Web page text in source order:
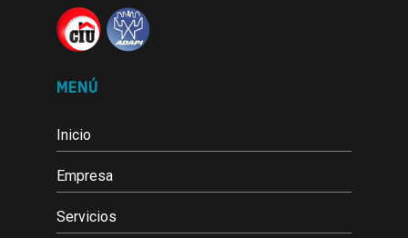
MENÚ
Inicio
Empresa
Servicios